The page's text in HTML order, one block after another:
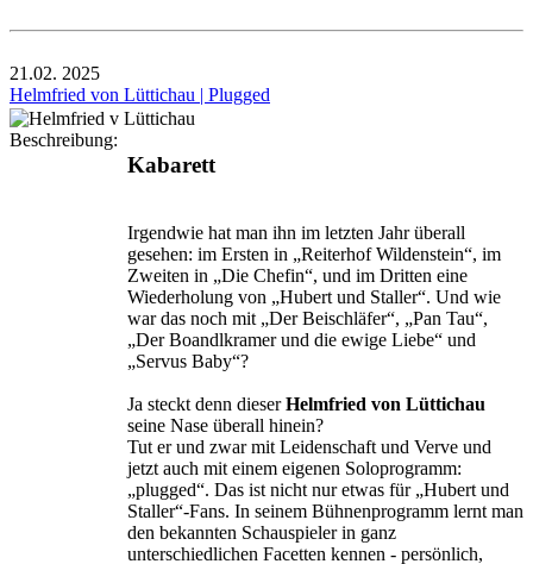
21.02. 2025
Helmfried von Lüttichau | Plugged
Beschreibung:
Kabarett
Irgendwie hat man ihn im letzten Jahr überall
gesehen: im Ersten in „Reiterhof Wildenstein“, im
Zweiten in „Die Chefin“, und im Dritten eine
Wiederholung von „Hubert und Staller“. Und wie
war das noch mit „Der Beischläfer“, „Pan Tau“,
„Der Boandlkramer und die ewige Liebe“ und
„Servus Baby“?
Ja steckt denn dieserHelmfried von Lüttichau
seine Nase überall hinein?
Tut er und zwar mit Leidenschaft und Verve und
jetzt auch mit einem eigenen Soloprogramm:
„plugged“. Das ist nicht nur etwas für „Hubert und
Staller“-Fans. In seinem Bühnenprogramm lernt man
den bekannten Schauspieler in ganz
unterschiedlichen Facetten kennen - persönlich,